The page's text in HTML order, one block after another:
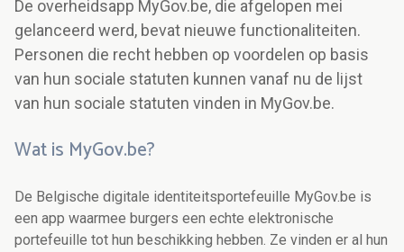
De overheidsapp MyGov.be, die afgelopen mei
gelanceerd werd, bevat nieuwe functionaliteiten.
Personen die recht hebben op voordelen op basis
van hun sociale statuten kunnen vanaf nu de lijst
van hun sociale statuten vinden in MyGov.be.
Wat is MyGov.be?
De Belgische digitale identiteitsportefeuille MyGov.be is
een app waarmee burgers een echte elektronische
portefeuille tot hun beschikking hebben. Ze vinden er al hun